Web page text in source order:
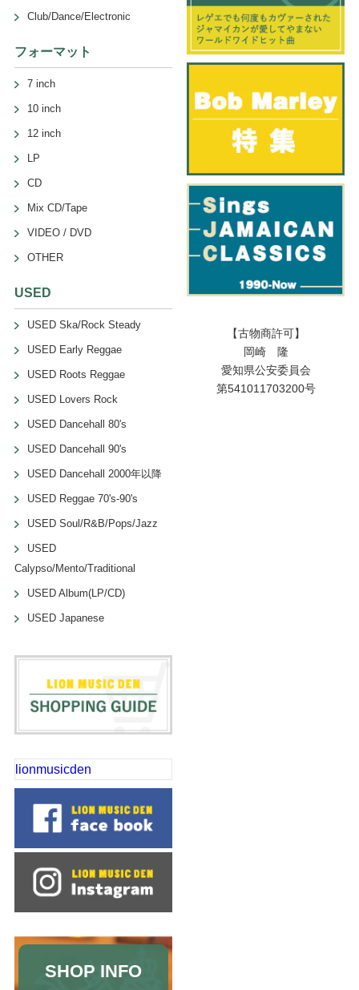
Club/Dance/Electronic
フォーマット
7 inch
10 inch
12 inch
LP
CD
Mix CD/Tape
VIDEO / DVD
OTHER
USED
USED Ska/Rock Steady
USED Early Reggae
USED Roots Reggae
USED Lovers Rock
USED Dancehall 80's
USED Dancehall 90's
USED Dancehall 2000年以降
USED Reggae 70's-90's
USED Soul/R&B/Pops/Jazz
USED
Calypso/Mento/Traditional
USED Album(LP/CD)
USED Japanese
lionmusicden
SHOP INFO
【古物商許可】
岡崎 隆
愛知県公安委員会
第541011703200号